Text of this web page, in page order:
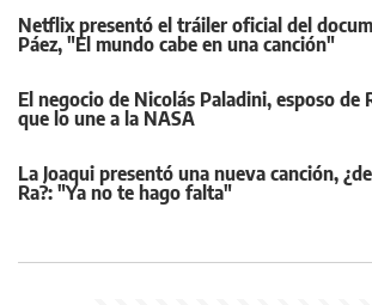
Netflix presentó el tráiler oficial del
Páez, "El mundo cabe en una canción"
El negocio de Nicolás Paladini, esposo de
que lo une a la NASA
La Joaqui presentó una nueva canción,
Ra?: "Ya no te hago falta"